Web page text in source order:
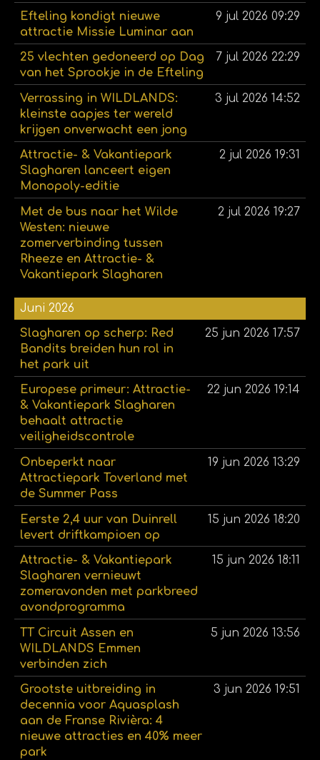
Efteling kondigt nieuwe
attractie Missie Luminar aan
9 jul 2026 09:29
25 vlechten gedoneerd op Dag
van het Sprookje in de Efteling
7 jul 2026 22:29
Verrassing in WILDLANDS:
kleinste aapjes ter wereld
krijgen onverwacht een jong
3 jul 2026 14:52
Attractie- & Vakantiepark
Slagharen lanceert eigen
Monopoly-editie
2 jul 2026 19:31
Met de bus naar het Wilde
Westen: nieuwe
zomerverbinding tussen
Rheeze en Attractie- &
Vakantiepark Slagharen
2 jul 2026 19:27
Juni 2026
Slagharen op scherp: Red
Bandits breiden hun rol in
het park uit
25 jun 2026 17:57
Europese primeur: Attractie-
& Vakantiepark Slagharen
behaalt attractie
veiligheidscontrole
22 jun 2026 19:14
Onbeperkt naar
Attractiepark Toverland met
de Summer Pass
19 jun 2026 13:29
Eerste 2,4 uur van Duinrell
levert driftkampioen op
15 jun 2026 18:20
Attractie- & Vakantiepark
Slagharen vernieuwt
zomeravonden met parkbreed
avondprogramma
15 jun 2026 18:11
TT Circuit Assen en
WILDLANDS Emmen
verbinden zich
5 jun 2026 13:56
Grootste uitbreiding in
decennia voor Aquasplash
aan de Franse Rivièra: 4
nieuwe attracties en 40% meer
park
3 jun 2026 19:51